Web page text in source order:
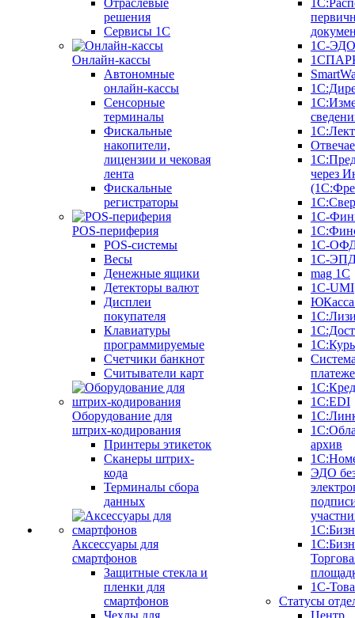
Отраслевые
решения
Сервисы 1С
Онлайн-кассы
Автономные
онлайн-кассы
Сенсорные
терминалы
Фискальные
накопители,
лицензии и чековая
лента
Фискальные
регистраторы
POS-периферия
POS-системы
Весы
Денежные ящики
Детекторы валют
Дисплеи
покупателя
Клавиатуры
программируемые
Счетчики банкнот
Считыватели карт
Оборудование для
штрих-кодирования
Принтеры этикеток
Сканеры штрих-
кода
Терминалы сбора
данных
Аксессуары для
смартфонов
Защитные стекла и
пленки для
смартфонов
Чехлы для
1С-ЭДО
через
1С-
1С-
1С-
mag 1C
1C-UMI
1С:EDI
архив
ЭДО
1С-
Статусы
Центр